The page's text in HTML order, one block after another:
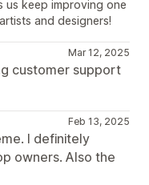
us keep improving one
and designers!
Mar 12, 2025
customer support
Feb 13, 2025
I definitely
owners. Also the